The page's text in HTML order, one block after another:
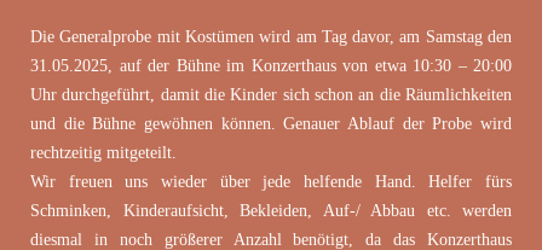
Die Generalprobe mit Kostümen wird am Tag davor, am Samstag den
31.05.2025, auf der Bühne im Konzerthaus von etwa 10:30 – 20:00
Uhr durchgeführt, damit die Kinder sich schon an die Räumlichkeiten
und die Bühne gewöhnen können. Genauer Ablauf der Probe wird
rechtzeitig mitgeteilt.
Wir freuen uns wieder über jede helfende Hand. Helfer fürs
Schminken, Kinderaufsicht, Bekleiden, Auf-/ Abbau etc. werden
diesmal in noch größerer Anzahl benötigt, da das Konzerthaus